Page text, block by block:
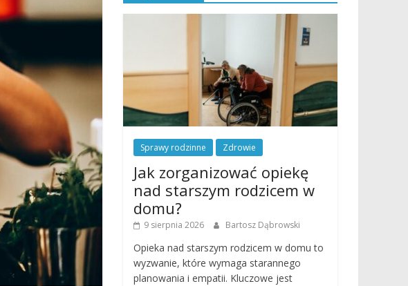
Sprawy rodzinne Zdrowie
Jak zorganizować opiekę
nad starszym rodzicem w
domu?
9 sierpnia 2026 Bartosz Dąbrowski
Opieka nad starszym rodzicem w domu to
wyzwanie, które wymaga starannego
planowania i empatii. Kluczowe jest